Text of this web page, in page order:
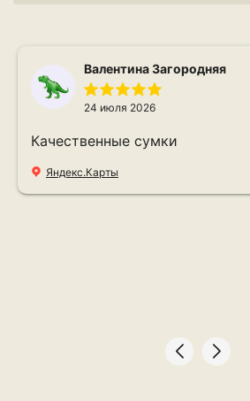
Валентина Загородняя
24 июля 2026
Качественные сумки
Яндекс.Карты